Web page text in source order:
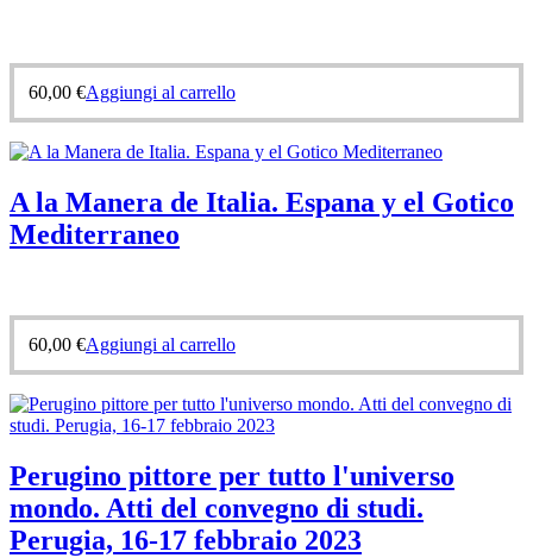
60,00 €Aggiungi al carrello
A la Manera de Italia. Espana y el Gotico
Mediterraneo
60,00 €Aggiungi al carrello
Perugino pittore per tutto l'universo
mondo. Atti del convegno di studi.
Perugia, 16-17 febbraio 2023